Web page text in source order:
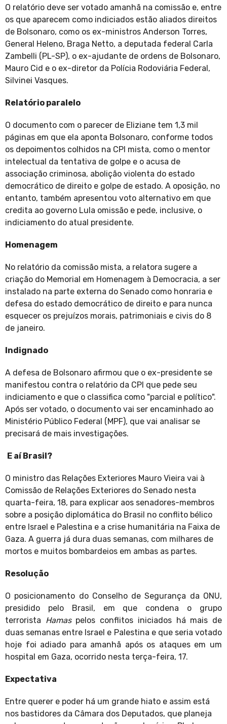
O relatório deve ser votado amanhã na comissão e, entre
os que aparecem como indiciados estão aliados direitos
de Bolsonaro, como os ex-ministros Anderson Torres,
General Heleno, Braga Netto, a deputada federal Carla
Zambelli (PL-SP), o ex-ajudante de ordens de Bolsonaro,
Mauro Cid e o ex-diretor da Polícia Rodoviária Federal,
Silvinei Vasques.
Relatório paralelo
O documento com o parecer de Eliziane tem 1,3 mil
páginas em que ela aponta Bolsonaro, conforme todos
os depoimentos colhidos na CPI mista, como o mentor
intelectual da tentativa de golpe e o acusa de
associação criminosa, abolição violenta do estado
democrático de direito e golpe de estado. A oposição, no
entanto, também apresentou voto alternativo em que
credita ao governo Lula omissão e pede, inclusive, o
indiciamento do atual presidente.
Homenagem
No relatório da comissão mista, a relatora sugere a
criação do Memorial em Homenagem à Democracia, a ser
instalado na parte externa do Senado como honraria e
defesa do estado democrático de direito e para nunca
esquecer os prejuízos morais, patrimoniais e civis do 8
de janeiro.
Indignado
A defesa de Bolsonaro afirmou que o ex-presidente se
manifestou contra o relatório da CPI que pede seu
indiciamento e que o classifica como "parcial e político".
Após ser votado, o documento vai ser encaminhado ao
Ministério Público Federal (MPF), que vai analisar se
precisará de mais investigações.
E aí Brasil?
O ministro das Relações Exteriores Mauro Vieira vai à
Comissão de Relações Exteriores do Senado nesta
quarta-feira, 18, para explicar aos senadores-membros
sobre a posição diplomática do Brasil no conflito bélico
entre Israel e Palestina e a crise humanitária na Faixa de
Gaza. A guerra já dura duas semanas, com milhares de
mortos e muitos bombardeios em ambas as partes.
Resolução
O posicionamento do Conselho de Segurança da ONU,
presidido pelo Brasil, em que condena o grupo
terrorista Hamaspelos conflitos iniciados há mais de
duas semanas entre Israel e Palestina e que seria votado
hoje foi adiado para amanhã após os ataques em um
hospital em Gaza, ocorrido nesta terça-feira, 17.
Expectativa
Entre querer e poder há um grande hiato e assim está
nos bastidores da Câmara dos Deputados, que planeja